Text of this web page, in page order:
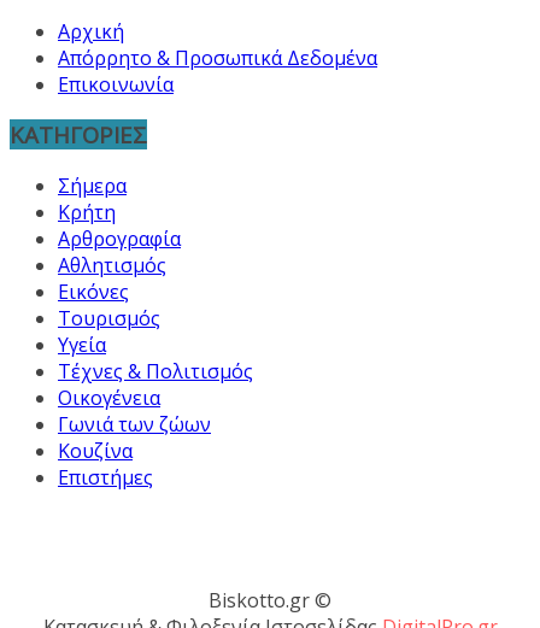
Αρχική
Απόρρητο & Προσωπικά Δεδομένα
Επικοινωνία
ΚΑΤΗΓΟΡΙΕΣ
Σήμερα
Κρήτη
Αρθρογραφία
Αθλητισμός
Εικόνες
Τουρισμός
Υγεία
Τέχνες & Πολιτισμός
Οικογένεια
Γωνιά των ζώων
Κουζίνα
Επιστήμες
Biskotto.gr ©